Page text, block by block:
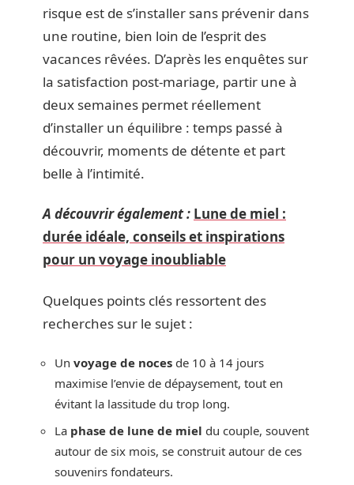
risque est de s’installer sans prévenir dans
une routine, bien loin de l’esprit des
vacances rêvées. D’après les enquêtes sur
la satisfaction post-mariage, partir une à
deux semaines permet réellement
d’installer un équilibre : temps passé à
découvrir, moments de détente et part
belle à l’intimité.
A découvrir également : Lune de miel :
durée idéale, conseils et inspirations
pour un voyage inoubliable
Quelques points clés ressortent des
recherches sur le sujet :
Un voyage de noces de 10 à 14 jours
maximise l’envie de dépaysement, tout en
évitant la lassitude du trop long.
La phase de lune de miel du couple, souvent
autour de six mois, se construit autour de ces
souvenirs fondateurs.